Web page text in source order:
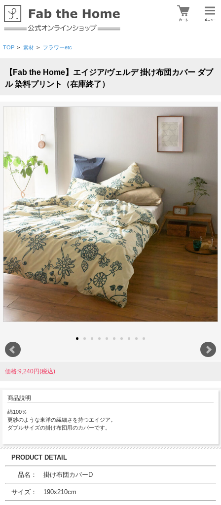
TOP > 素材 > フラワーetc
【Fab the Home】エイジア/ヴェルデ 掛け布団カバー ダブ
ル 染料プリント（在庫終了）
価格:9,240円(税込)
商品説明
綿100％
更紗のような東洋の繊細さを持つエイジア。
ダブルサイズの掛け布団用のカバーです。
PRODUCT DETAIL
品名： 掛け布団カバーD
サイズ： 190x210cm